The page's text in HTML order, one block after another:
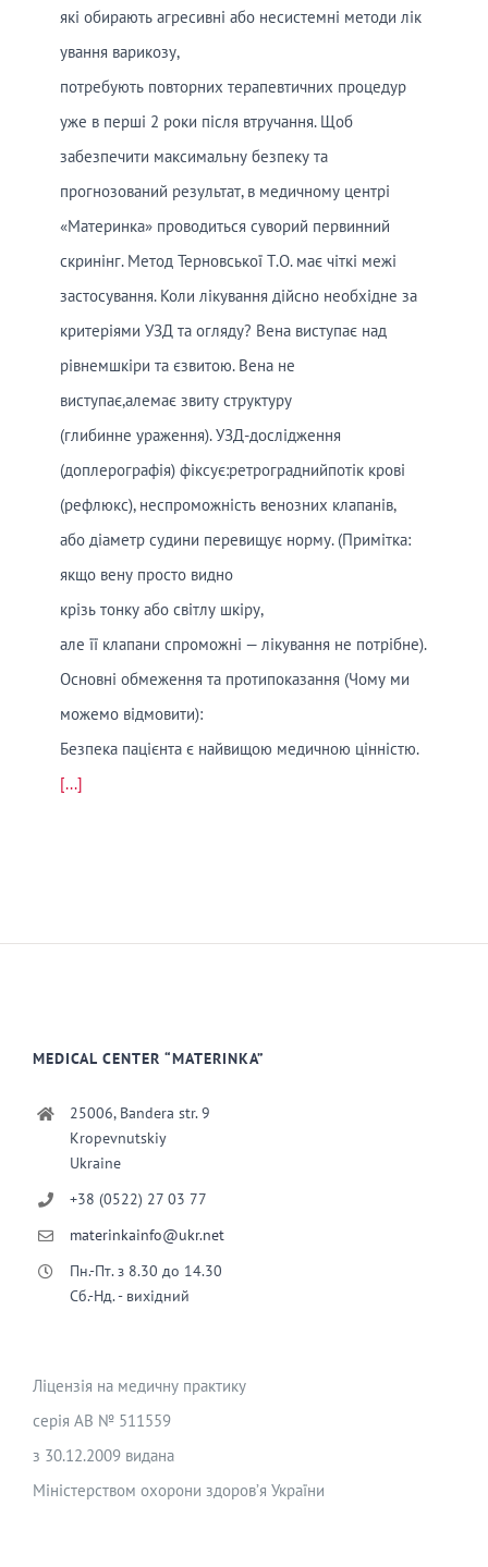
які обирають агресивні або несистемні методи лік
ування варикозу,
потребують повторних терапевтичних процедур
уже в перші 2 роки після втручання. Щоб
забезпечити максимальну безпеку та
прогнозований результат, в медичному центрі
«Материнка» проводиться суворий первинний
скринінг. Метод Терновської Т.О. має чіткі межі
застосування. Коли лікування дійсно необхідне за
критеріями УЗД та огляду? Вена виступає над
рівнемшкіри та єзвитою. Вена не
виступає,алемає звиту структуру
(глибинне ураження). УЗД-дослідження
(доплерографія) фіксує:ретрограднийпотік крові
(рефлюкс), неспроможність венозних клапанів,
або діаметр судини перевищує норму. (Примітка:
якщо вену просто видно
крізь тонку або світлу шкіру,
але її клапани спроможні — лікування не потрібне).
Основні обмеження та протипоказання (Чому ми
можемо відмовити):
Безпека пацієнта є найвищою медичною цінністю.
[...]
MEDICAL CENTER “MATERINKA”
25006, Bandera str. 9
Kropevnutskiy
Ukraine
+38 (0522) 27 03 77
materinkainfo@ukr.net
Пн.-Пт. з 8.30 до 14.30
Сб.-Нд. - вихідний
Ліцензія на медичну практику
серія АВ № 511559
з 30.12.2009 видана
Міністерством охорони здоров’я України